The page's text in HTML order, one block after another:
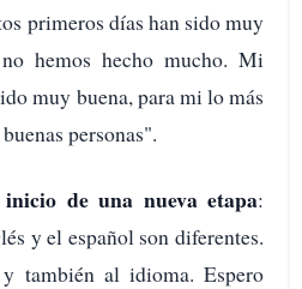
primeros días han sido muy
hemos hecho mucho. Mi
muy buena, para mi lo más
personas".
de una nueva etapa:
y el español son diferentes.
y también al idioma. Espero